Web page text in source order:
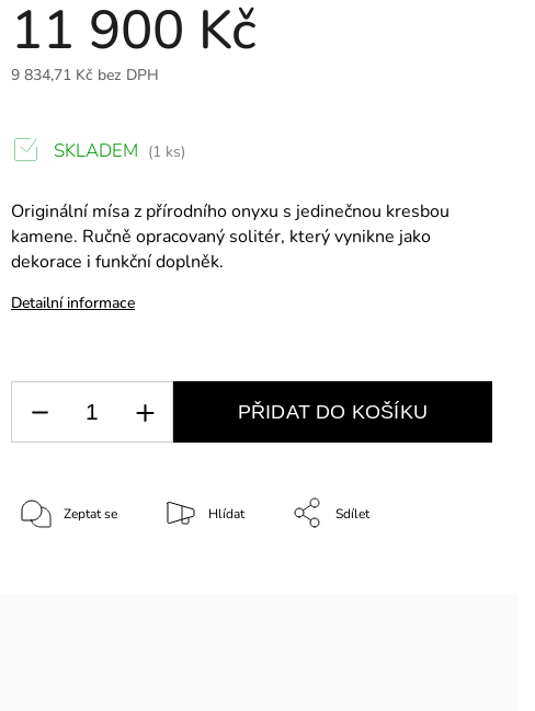
11 900 Kč
9 834,71 Kč bez DPH
Originální mísa z přírodního onyxu s jedinečnou kresbou
kamene. Ručně opracovaný solitér, který vynikne jako
dekorace i funkční doplněk.
Detailní informace
SKLADEM (1 ks)
PŘIDAT DO KOŠÍKU
Zeptat se Hlídat Sdílet